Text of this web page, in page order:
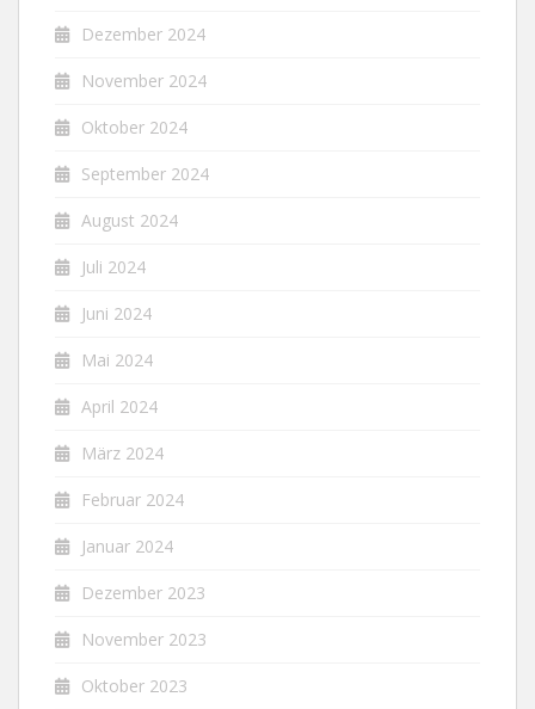
Dezember 2024
November 2024
Oktober 2024
September 2024
August 2024
Juli 2024
Juni 2024
Mai 2024
April 2024
März 2024
Februar 2024
Januar 2024
Dezember 2023
November 2023
Oktober 2023